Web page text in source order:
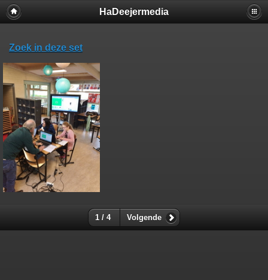
HaDeejermedia
Zoek in deze set
1 / 4 Volgende